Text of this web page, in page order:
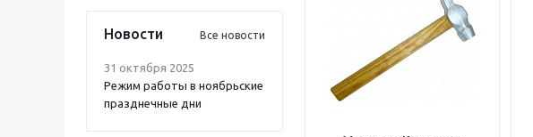
Новости Все новости
31 октября 2025
Режим работы в ноябрьские
празднечные дни